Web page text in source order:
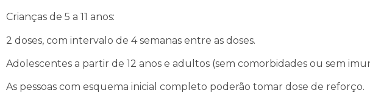
Crianças de 5 a 11 anos:
2 doses, com intervalo de 4 semanas entre as doses.
Adolescentes a partir de 12 anos e adultos (sem comorbidades ou sem
As pessoas com esquema inicial completo poderão tomar dose de reforço.